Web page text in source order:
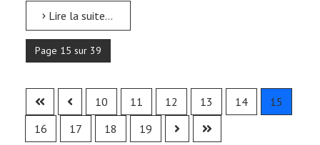
Lire la suite...
Page 15 sur 39
10 11 12 13 14
15
16
17 18 19